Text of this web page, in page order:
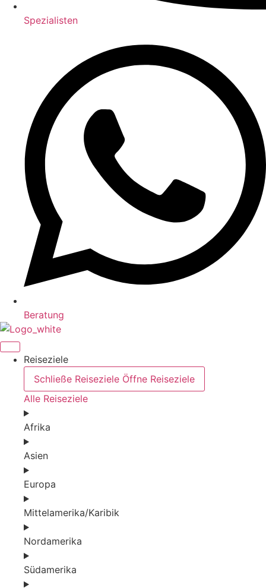
Spezialisten
Beratung
Reiseziele
Schließe Reiseziele Öffne Reiseziele
Alle Reiseziele
Afrika
Asien
Europa
Mittelamerika/Karibik
Nordamerika
Südamerika